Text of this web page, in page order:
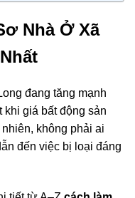
Nhà Ở Xã
đang tăng mạnh
khi giá bất động sản
không phải ai
đến việc bị loại đáng